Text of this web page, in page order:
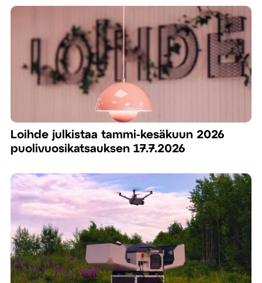
Loihde julkistaa tammi-kesäkuun 2026
puolivuosikatsauksen 17.7.2026